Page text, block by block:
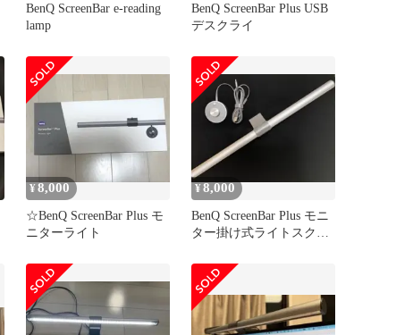
BenQ ScreenBar e-reading
lamp
BenQ ScreenBar Plus USB
デスクライ
¥8,000
☆BenQ ScreenBar Plus モ
ニターライト
¥8,000
BenQ ScreenBar Plus モニ
ター掛け式ライトスクリ